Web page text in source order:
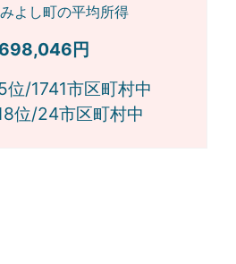
よし町の平均所得
円
/1741市区町村中
位/24市区町村中